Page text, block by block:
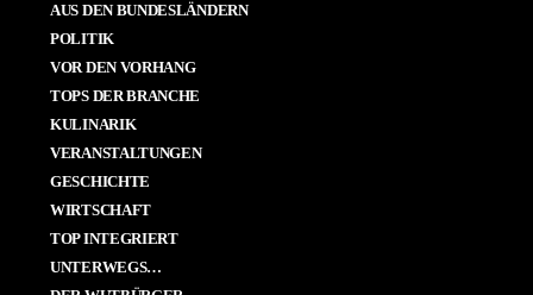
AUS DEN BUNDESLÄNDERN
POLITIK
VOR DEN VORHANG
TOPS DER BRANCHE
KULINARIK
VERANSTALTUNGEN
GESCHICHTE
WIRTSCHAFT
TOP INTEGRIERT
UNTERWEGS…